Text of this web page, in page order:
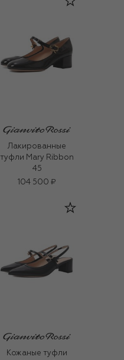
Лакированные
туфли Mary Ribbon
45
104 500 ₽
Кожаные туфли